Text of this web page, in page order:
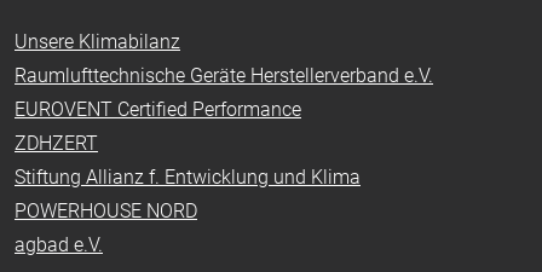
Unsere Klimabilanz
Raumlufttechnische Geräte Herstellerverband e.V.
EUROVENT Certified Performance
ZDHZERT
Stiftung Allianz f. Entwicklung und Klima
POWERHOUSE NORD
agbad e.V.